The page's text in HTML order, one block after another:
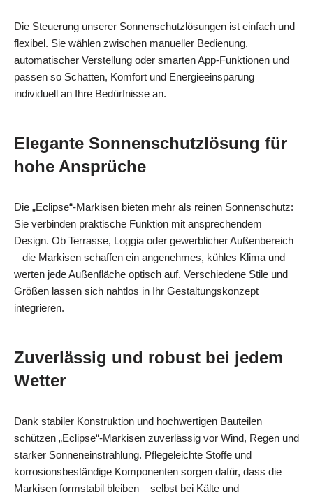
Die Steuerung unserer Sonnenschutzlösungen ist einfach und
flexibel. Sie wählen zwischen manueller Bedienung,
automatischer Verstellung oder smarten App-Funktionen und
passen so Schatten, Komfort und Energieeinsparung
individuell an Ihre Bedürfnisse an.
Elegante Sonnenschutzlösung für
hohe Ansprüche
Die „Eclipse“-Markisen bieten mehr als reinen Sonnenschutz:
Sie verbinden praktische Funktion mit ansprechendem
Design. Ob Terrasse, Loggia oder gewerblicher Außenbereich
– die Markisen schaffen ein angenehmes, kühles Klima und
werten jede Außenfläche optisch auf. Verschiedene Stile und
Größen lassen sich nahtlos in Ihr Gestaltungskonzept
integrieren.
Zuverlässig und robust bei jedem
Wetter
Dank stabiler Konstruktion und hochwertigen Bauteilen
schützen „Eclipse“-Markisen zuverlässig vor Wind, Regen und
starker Sonneneinstrahlung. Pflegeleichte Stoffe und
korrosionsbeständige Komponenten sorgen dafür, dass die
Markisen formstabil bleiben – selbst bei Kälte und